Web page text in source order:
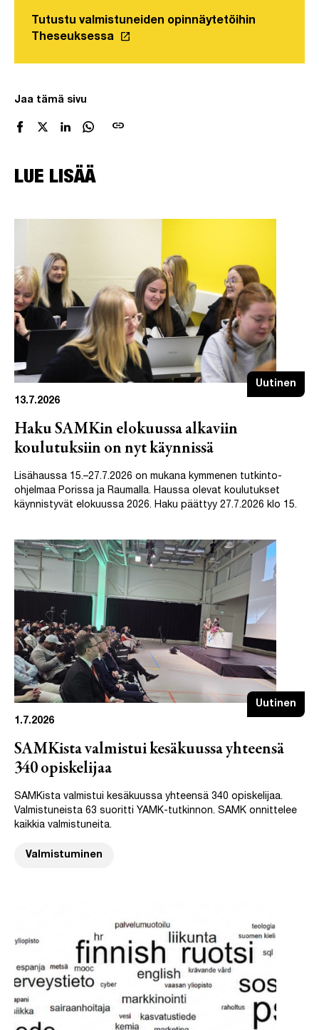
Tutustu valmistuneiden opinnäytetöihin
Theseuksessa
Linkki avautuu uuteen välilehteen
launch
Jaa tämä sivu
link
LUE LISÄÄ
Uutinen
13.7.2026
Haku SAMKin elokuussa alkaviin
koulutuksiin on nyt käynnissä
Lisähaussa 15.–27.7.2026 on mukana kymmenen tutkinto-
ohjelmaa Porissa ja Raumalla. Haussa olevat koulutukset
käynnistyvät elokuussa 2026. Haku päättyy 27.7.2026 klo 15.
Uutinen
1.7.2026
SAMKista valmistui kesäkuussa yhteensä
340 opiskelijaa
SAMKista valmistui kesäkuussa yhteensä 340 opiskelijaa.
Valmistuneista 63 suoritti YAMK-tutkinnon. SAMK onnittelee
kaikkia valmistuneita.
Valmistuminen